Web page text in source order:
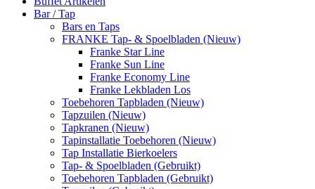
Bar / Tap
Bars en Taps
FRANKE Tap- & Spoelbladen (Nieuw)
Franke Star Line
Franke Sun Line
Franke Economy Line
Franke Lekbladen Los
Toebehoren Tapbladen (Nieuw)
Tapzuilen (Nieuw)
Tapkranen (Nieuw)
Tapinstallatie Toebehoren (Nieuw)
Tap Installatie Bierkoelers
Tap- & Spoelbladen (Gebruikt)
Toebehoren Tapbladen (Gebruikt)